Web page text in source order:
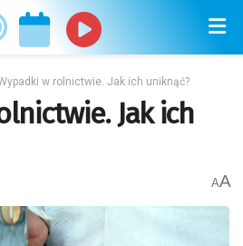
w rolnictwie. Jak ich uniknąć?
Jak ich
AA